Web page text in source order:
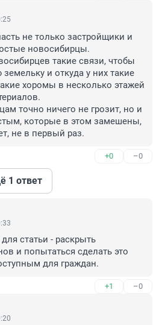
не только застройщики и
новосибирцы.
такие связи, чтобы
и откуда у них такие
хоромы в несколько этажей
точно ничего не грозит, но и
которые в этом замешены,
не в первый раз.
+0 –0
1 ответ
статьи - раскрыть
и попытаться сделать это
для граждан.
+1 –0